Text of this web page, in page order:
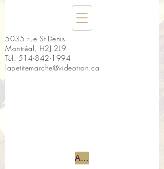
5035 rue St-Denis
Montréal, H2J 2L9
Tél: 514-842-1994
lapetitemarche@videotron.ca
Accueil